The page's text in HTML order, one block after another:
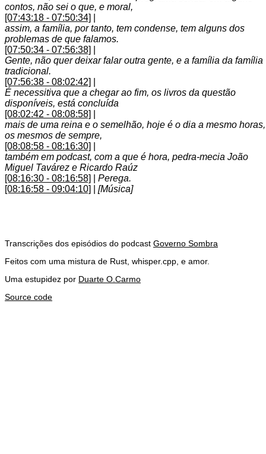
contos, não sei o que, e moral,
[07:43:18 - 07:50:34]
assim, a família, por tanto, tem condense, tem alguns dos
problemas de que falamos.
[07:50:34 - 07:56:38]
Gente, não quer deixar falar outra gente, e a família da família
tradicional.
[07:56:38 - 08:02:42]
É necessitiva que a chegar ao fim, os livros da questão
disponíveis, está concluída
[08:02:42 - 08:08:58]
mais de uma reina e o semelhão, hoje é o dia a mesmo horas,
os mesmos de sempre,
[08:08:58 - 08:16:30]
também em podcast, com a que é hora, pedra-mecia João
Miguel Tavárez e Ricardo Raúz
[08:16:30 - 08:16:58]
Perega.
[08:16:58 - 09:04:10]
[Música]
Transcrições dos episódios do podcast Governo Sombra
Feitos com uma mistura de Rust, whisper.cpp, e amor.
Uma estupidez por Duarte O.Carmo
Source code